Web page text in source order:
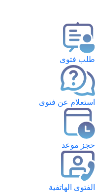
طلب فتوى
استعلام عن فتوى
حجز موعد
الفتوى الهاتفية